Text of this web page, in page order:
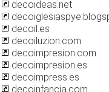
decoideas.net
decoil.es
decoiluzion.com
decoimpresion.com
decoimpresion.es
decoimpress.es
decoinfancia.com